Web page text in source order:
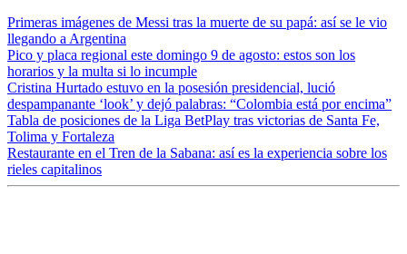
Primeras imágenes de Messi tras la muerte de su papá: así se le vio
llegando a Argentina
Pico y placa regional este domingo 9 de agosto: estos son los
horarios y la multa si lo incumple
Cristina Hurtado estuvo en la posesión presidencial, lució
despampanante ‘look’ y dejó palabras: “Colombia está por encima”
Tabla de posiciones de la Liga BetPlay tras victorias de Santa Fe,
Tolima y Fortaleza
Restaurante en el Tren de la Sabana: así es la experiencia sobre los
rieles capitalinos